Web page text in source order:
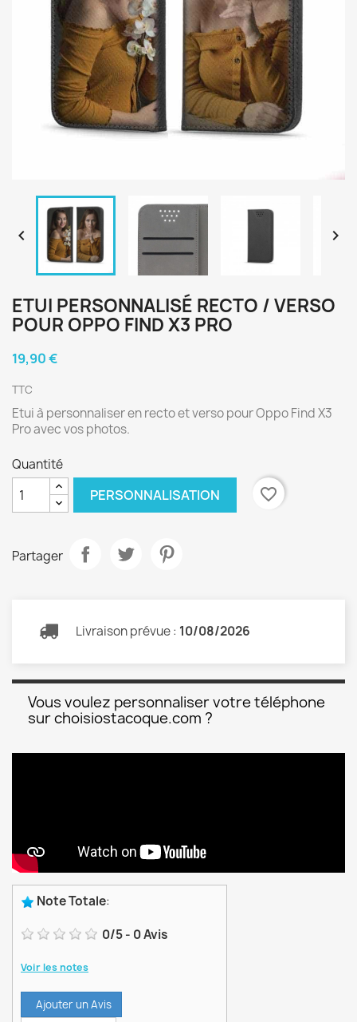
 
ETUI PERSONNALISÉ RECTO / VERSO
POUR OPPO FIND X3 PRO
19,90 €
TTC
Etui à personnaliser en recto et verso pour Oppo Find X3
Pro avec vos photos.
Quantité
PERSONNALISATION favorite_border
Partager
Livraison prévue : 10/08/2026
Vous voulez personnaliser votre téléphone
sur choisiostacoque.com ?
Note Totale:
0/5- 0Avis
Voir les notes
Ajouter un Avis